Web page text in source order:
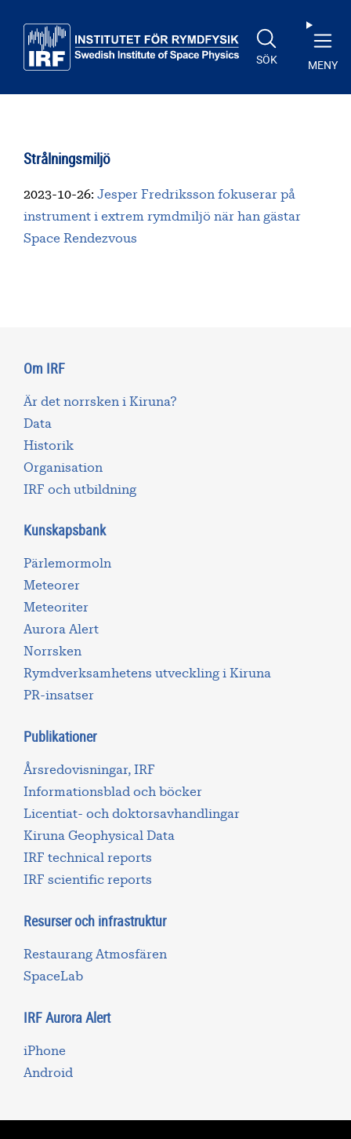
SÖK MENY
Strålningsmiljö
2023-10-26: Jesper Fredriksson fokuserar på
instrument i extrem rymdmiljö när han gästar
Space Rendezvous
Om IRF
Är det norrsken i Kiruna?
Data
Historik
Organisation
IRF och utbildning
Kunskapsbank
Pärlemormoln
Meteorer
Meteoriter
Aurora Alert
Norrsken
Rymdverksamhetens utveckling i Kiruna
PR-insatser
Publikationer
Årsredovisningar, IRF
Informationsblad och böcker
Licentiat- och doktorsavhandlingar
Kiruna Geophysical Data
IRF technical reports
IRF scientific reports
Resurser och infrastruktur
Restaurang Atmosfären
SpaceLab
IRF Aurora Alert
iPhone
Android